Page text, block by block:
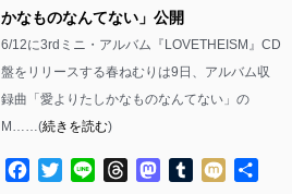
かなものなんてない」公開
6/12に3rdミニ・アルバム『LOVETHEISM』CD
盤をリリースする春ねむりは9日、アルバム収
録曲「愛よりたしかなものなんてない」の
M……(続きを読む)
Facebook
TwitterLine ThreadsMastodon
Tumblr
Mixi